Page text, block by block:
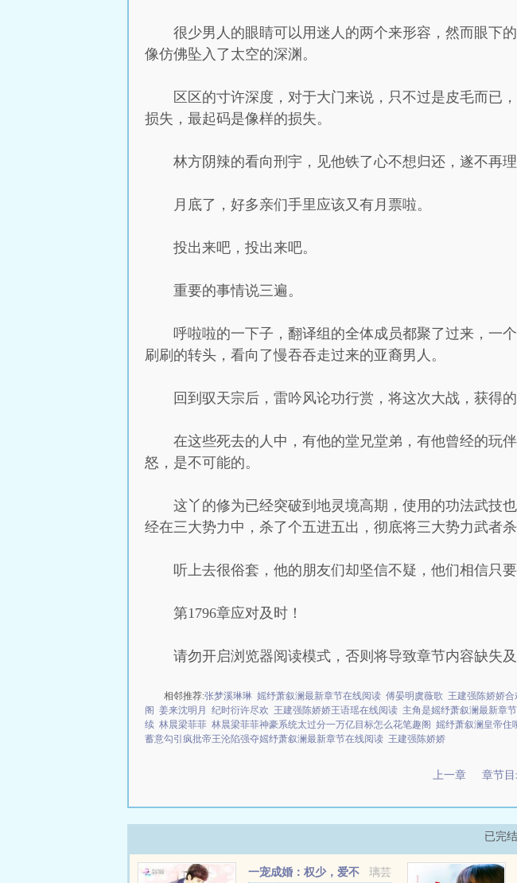
很少男人的眼睛可以用迷人的两个来形容，然而眼下
像仿佛坠入了太空的深渊。
区区的寸许深度，对于大门来说，只不过是皮毛而已
损失，最起码是像样的损失。
林方阴辣的看向刑宇，见他铁了心不想归还，遂不再
月底了，好多亲们手里应该又有月票啦。
投出来吧，投出来吧。
重要的事情说三遍。
呼啦啦的一下子，翻译组的全体成员都聚了过来，一
刷刷的转头，看向了慢吞吞走过来的亚裔男人。
回到驭天宗后，雷吟风论功行赏，将这次大战，获得
在这些死去的人中，有他的堂兄堂弟，有他曾经的玩
怒，是不可能的。
这丫的修为已经突破到地灵境高期，使用的功法武技
经在三大势力中，杀了个五进五出，彻底将三大势力武者杀
听上去很俗套，他的朋友们却坚信不疑，他们相信只
第1796章应对及时！
请勿开启浏览器阅读模式，否则将导致章节内容缺失及
相邻推荐:张梦溪琳琳 媱纾萧叙澜最新章节在线阅读 傅晏明虞薇歌 王建强陈娇娇合
阁 姜来沈明月 纪时衍许尽欢 王建强陈娇娇王语瑶在线阅读 主角是媱纾萧叙澜最新章
续 林晨梁菲菲 林晨梁菲菲神豪系统太过分一万亿目标怎么花笔趣阁 媱纾萧叙澜皇帝住
蓄意勾引疯批帝王沦陷强夺媱纾萧叙澜最新章节在线阅读 王建强陈娇娇
上一章 章节
已完
璃芸
一宠成婚：权少，爱不